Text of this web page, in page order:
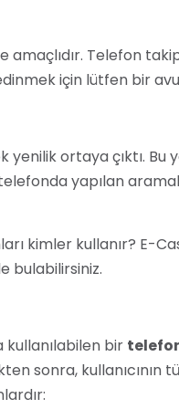
Telefon
için lütfen bir
ortaya çıktı. Bu
yapılan
kimler kullanır? E-
bulabilirsiniz.
kullanılabilen bir
sonra,